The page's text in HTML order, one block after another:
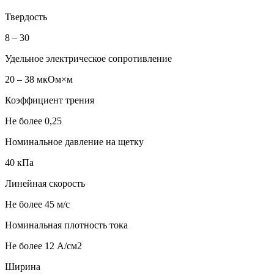
Твердость
8 – 30
Удельное электрическое сопротивление
20 – 38 мкОм×м
Коэффициент трения
Не более 0,25
Номинальное давление на щетку
40 кПа
Линейная скорость
Не более 45 м/с
Номинальная плотность тока
Не более 12 А/см2
Ширина